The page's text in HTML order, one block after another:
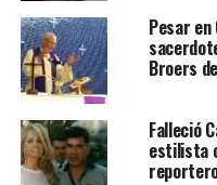
Pesar
Broers
Falleció
estilista